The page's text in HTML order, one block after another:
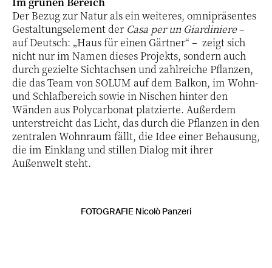
Der Bezug zur Natur als ein weiteres, omnipräsentes
Gestaltungselement der Casa per un Giardiniere–
auf Deutsch: „Haus für einen Gärtner“ – zeigt sich
nicht nur im Namen dieses Projekts, sondern auch
durch gezielte Sichtachsen und zahlreiche Pflanzen,
die das Team von SOLUM auf dem Balkon, im Wohn-
und Schlafbereich sowie in Nischen hinter den
Wänden aus Polycarbonat platzierte. Außerdem
unterstreicht das Licht, das durch die Pflanzen in den
zentralen Wohnraum fällt, die Idee einer Behausung,
die im Einklang und stillen Dialog mit ihrer
Außenwelt steht.
FOTOGRAFIE Nicolò Panzeri